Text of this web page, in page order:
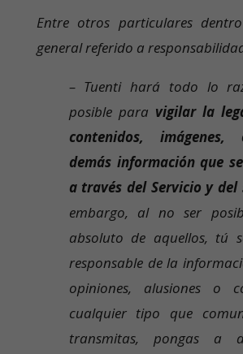
Entre otros particulares
general referido a
– Tuenti hará todo lo
posible para vigilar la
contenidos,
demás información que
a través del Servicio y
embargo, al no ser
absoluto de aquellos, tú
responsable de la
opiniones, alusiones o
cualquier tipo que
transmitas, pongas a